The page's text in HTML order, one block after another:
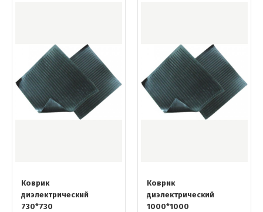
Коврик
диэлектрический
730*730
Коврик
диэлектрический
1000*1000